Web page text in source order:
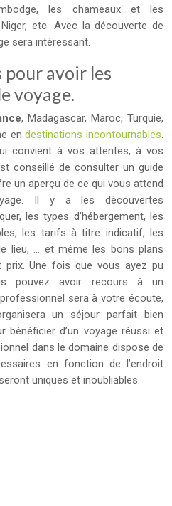
les chameaux et les
etc. Avec la découverte de
sera intéressant.
pour avoir les
voyage.
, Madagascar, Maroc, Turquie,
endestinations incontournables.
convient à vos attentes, à vos
conseillé de consulter un guide
un aperçu de ce qui vous attend
Il y a les découvertes
les types d’hébergement, les
les tarifs à titre indicatif, les
lieu, … et même les bons plans
Une fois que vous ayez pu
pouvez avoir recours à un
sera à votre écoute,
un séjour parfait bien
bénéficier d’un voyage réussi et
dans le domaine dispose de
en fonction de l’endroit
uniques et inoubliables.